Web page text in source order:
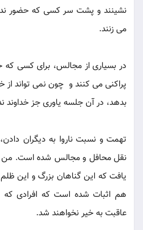
نشینند و پشت سر کسی که حضور
می زنند.
در بسیاری از مجالس، برای کسی که
پراکنی می کنند و چون نمی تواند
بدهد، در آن جلسه یاوری جز خداوند
تهمت و نسبت ناروا به دیگران
نقل محافل و مجالس شده است.
یافت که این گناهان بزرگ و این
هم اثبات شده است که افرادی
عاقبت به خیر نخواهند شد.